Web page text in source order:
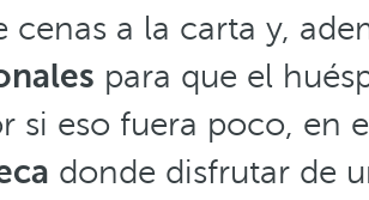
cenas a la carta y,
para que el
si eso fuera poco, en
donde disfrutar de